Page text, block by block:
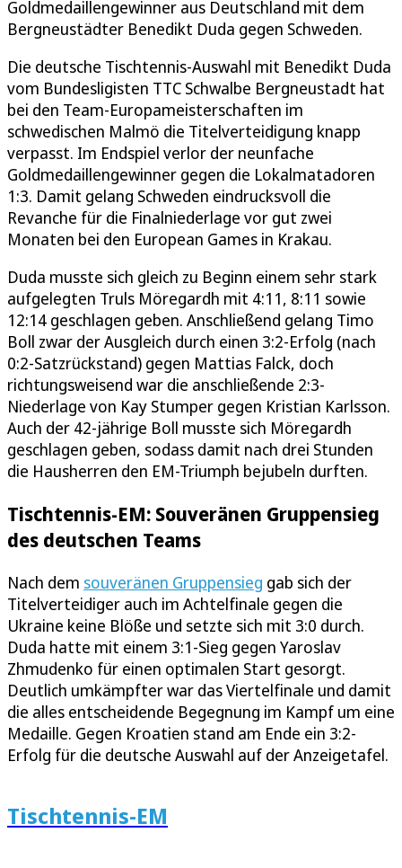
Goldmedaillengewinner aus Deutschland mit dem
Bergneustädter Benedikt Duda gegen Schweden.
Die deutsche Tischtennis-Auswahl mit Benedikt Duda
vom Bundesligisten TTC Schwalbe Bergneustadt hat
bei den Team-Europameisterschaften im
schwedischen Malmö die Titelverteidigung knapp
verpasst. Im Endspiel verlor der neunfache
Goldmedaillengewinner gegen die Lokalmatadoren
1:3. Damit gelang Schweden eindrucksvoll die
Revanche für die Finalniederlage vor gut zwei
Monaten bei den European Games in Krakau.
Duda musste sich gleich zu Beginn einem sehr stark
aufgelegten Truls Möregardh mit 4:11, 8:11 sowie
12:14 geschlagen geben. Anschließend gelang Timo
Boll zwar der Ausgleich durch einen 3:2-Erfolg (nach
0:2-Satzrückstand) gegen Mattias Falck, doch
richtungsweisend war die anschließende 2:3-
Niederlage von Kay Stumper gegen Kristian Karlsson.
Auch der 42-jährige Boll musste sich Möregardh
geschlagen geben, sodass damit nach drei Stunden
die Hausherren den EM-Triumph bejubeln durften.
Tischtennis-EM: Souveränen Gruppensieg
des deutschen Teams
Nach dem souveränen Gruppensieg gab sich der
Titelverteidiger auch im Achtelfinale gegen die
Ukraine keine Blöße und setzte sich mit 3:0 durch.
Duda hatte mit einem 3:1-Sieg gegen Yaroslav
Zhmudenko für einen optimalen Start gesorgt.
Deutlich umkämpfter war das Viertelfinale und damit
die alles entscheidende Begegnung im Kampf um eine
Medaille. Gegen Kroatien stand am Ende ein 3:2-
Erfolg für die deutsche Auswahl auf der Anzeigetafel.
Tischtennis-EM